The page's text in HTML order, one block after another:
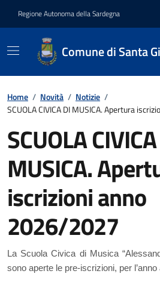
Regione Autonoma della Sardegna
Comune di Santa
Home / Novità / Notizie /
SCUOLA CIVICA DI MUSICA. Apertura
SCUOLA
MUSICA.
iscrizioni anno
2026/2027
La Scuola Civica di Musica
sono aperte le pre-iscrizioni, per